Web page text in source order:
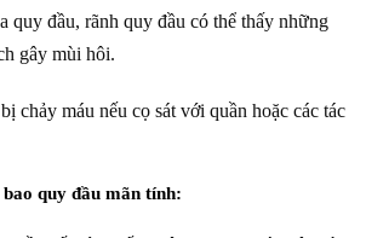
quy đầu, rãnh quy đầu có thể thấy những
gây mùi hôi.
chảy máu nếu cọ sát với quần hoặc các tác
quy đầu mãn tính: